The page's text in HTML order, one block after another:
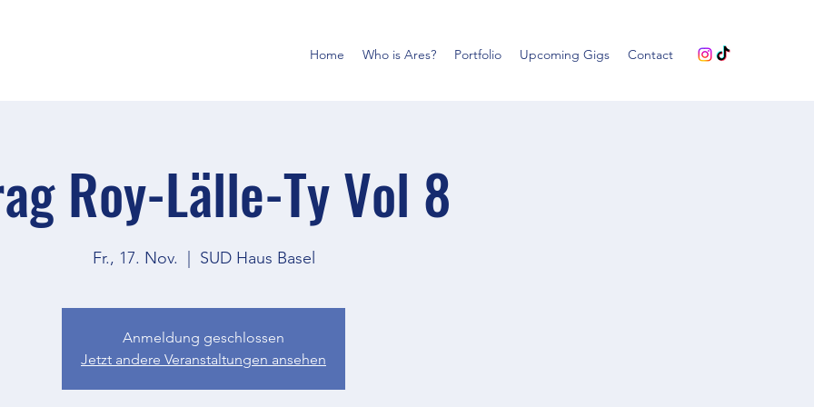
Home Who is Ares? Portfolio Upcoming Gigs Contact
Roy-Lälle-Ty Vol 8
Fr., 17. Nov. SUD Haus Basel
Anmeldung geschlossen
Jetzt andere Veranstaltungen ansehen